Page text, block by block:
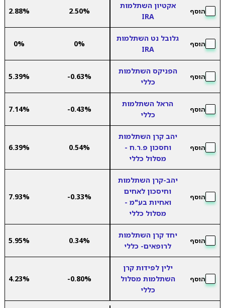
הוסף
אקטיון השתלמות
IRA
2.50%
2.88%
הוסף
גלובל נט השתלמות
IRA
0%
0%
הוסף
הפניקס השתלמות
כללי
-0.63%
5.39%
הוסף
הראל השתלמות
כללי
-0.43%
7.14%
הוסף
יהב קרן השתלמות
וחסכון פ.ר.ח -
מסלול כללי
0.54%
6.39%
הוסף
יהב-קרן השתלמות
וחיסכון לאחים
ואחיות בע"מ -
מסלול כללי
-0.33%
7.93%
הוסף
יחד קרן השתלמות
לרופאים- כללי
0.34%
5.95%
הוסף
ילין לפידות קרן
השתלמות מסלול
כללי
-0.80%
4.23%